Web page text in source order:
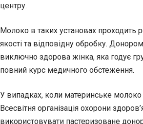
центру.
Молоко в таких установах проходить
якості та відповідну обробку.
виключно здорова жінка, яка годує
повний курс медичного обстеження.
У випадках, коли материнське молоко
Всесвітня організація охорони
використовувати пастеризоване